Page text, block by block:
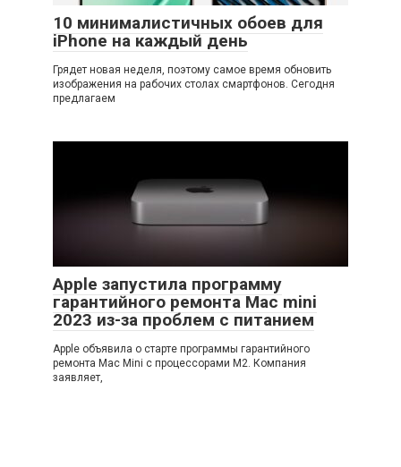
10 минималистичных обоев для
iPhone на каждый день
Грядет новая неделя, поэтому самое время обновить
изображения на рабочих столах смартфонов. Сегодня
предлагаем
Apple запустила программу
гарантийного ремонта Mac mini
2023 из-за проблем с питанием
Apple объявила о старте программы гарантийного
ремонта Mac Mini с процессорами M2. Компания
заявляет,